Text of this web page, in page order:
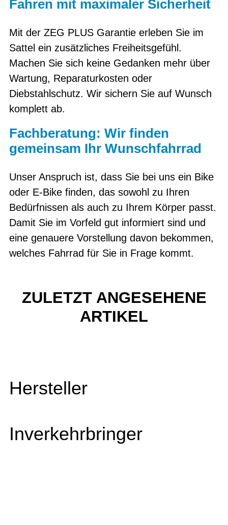
Fahren mit maximaler Sicherheit
Mit der ZEG PLUS Garantie erleben Sie im
Sattel ein zusätzliches Freiheitsgefühl.
Machen Sie sich keine Gedanken mehr über
Wartung, Reparaturkosten oder
Diebstahlschutz. Wir sichern Sie auf Wunsch
komplett ab.
Fachberatung: Wir finden
gemeinsam Ihr Wunschfahrrad
Unser Anspruch ist, dass Sie bei uns ein Bike
oder E-Bike finden, das sowohl zu Ihren
Bedürfnissen als auch zu Ihrem Körper passt.
Damit Sie im Vorfeld gut informiert sind und
eine genauere Vorstellung davon bekommen,
welches Fahrrad für Sie in Frage kommt.
ZULETZT ANGESEHENE
ARTIKEL
Hersteller
Inverkehrbringer